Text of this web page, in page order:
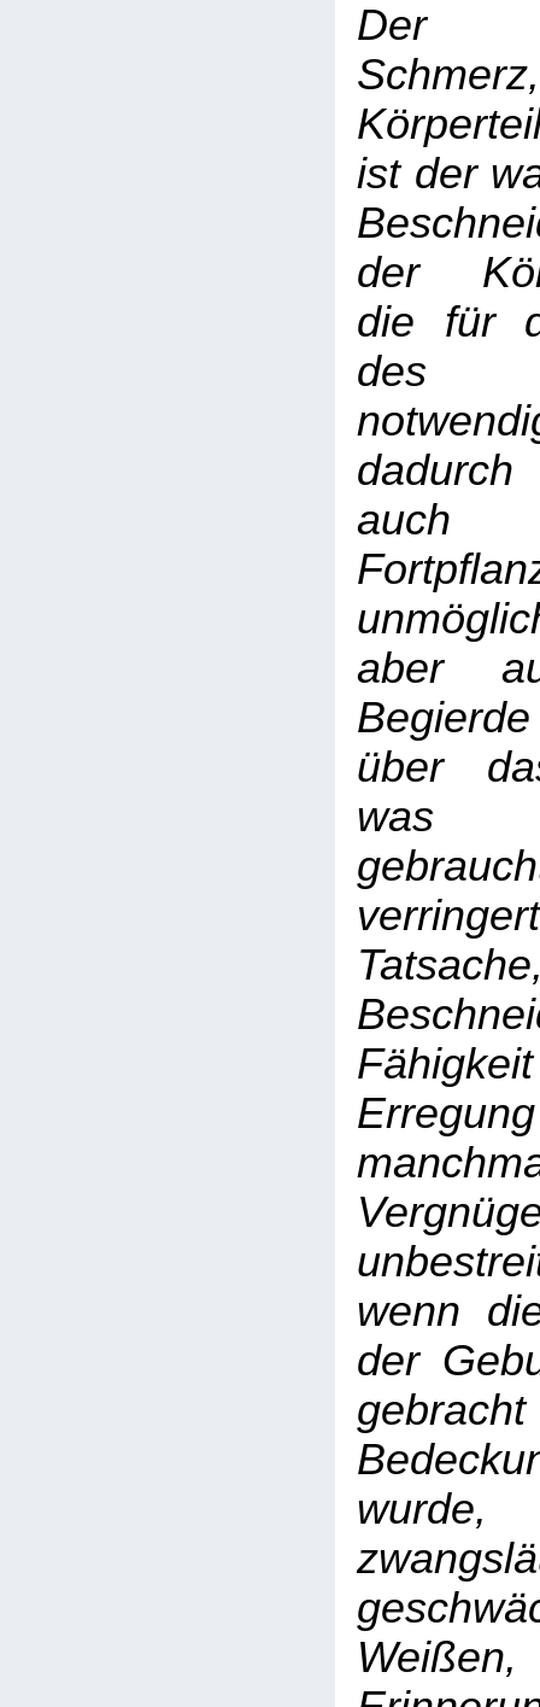
Der
ist der
der
die für
des
aber
über
was
wenn
der